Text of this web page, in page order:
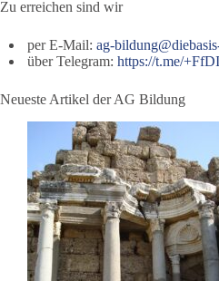
Zu erreichen sind wir
per E-Mail:ag-
über Telegram:https://t.me/
Neueste Artikel der AG Bildung